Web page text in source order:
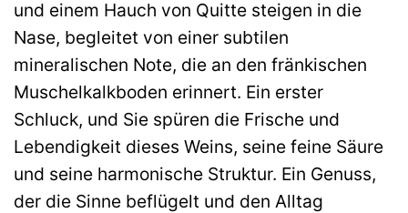
und einem Hauch von Quitte steigen in die
Nase, begleitet von einer subtilen
mineralischen Note, die an den fränkischen
Muschelkalkboden erinnert. Ein erster
Schluck, und Sie spüren die Frische und
Lebendigkeit dieses Weins, seine feine Säure
und seine harmonische Struktur. Ein Genuss,
der die Sinne beflügelt und den Alltag